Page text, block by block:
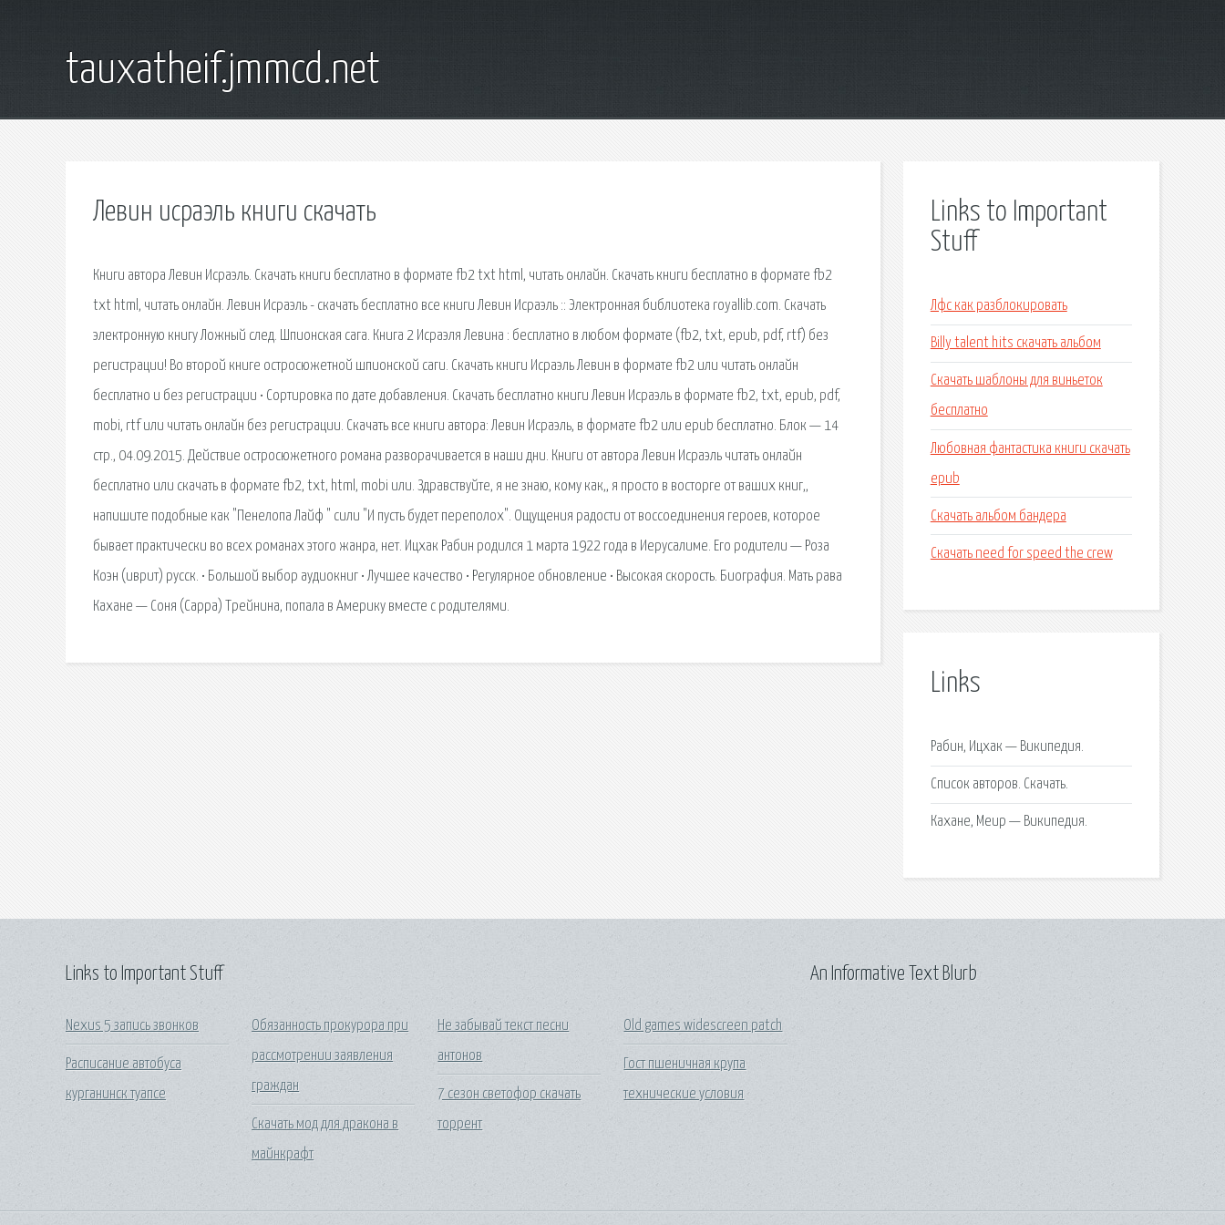
tauxatheif.jmmcd.net
Левин исраэль книги скачать
Книги автора Левин Исраэль. Скачать книги бесплатно в формате fb2 txt html, читать онлайн. Скачать книги бесплатно в формате fb2
txt html, читать онлайн. Левин Исраэль - скачать бесплатно все книги Левин Исраэль :: Электронная библиотека royallib.com. Скачать
электронную книгу Ложный след. Шпионская сага. Книга 2 Исраэля Левина : бесплатно в любом формате (fb2, txt, epub, pdf, rtf) без
регистрации! Во второй книге остросюжетной шпионской саги. Скачать книги Исраэль Левин в формате fb2 или читать онлайн
бесплатно и без регистрации • Сортировка по дате добавления. Скачать бесплатно книги Левин Исраэль в формате fb2, txt, epub, pdf,
mobi, rtf или читать онлайн без регистрации. Скачать все книги автора: Левин Исраэль, в формате fb2 или epub бесплатно. Блок — 14
стр., 04.09.2015. Действие остросюжетного романа разворачивается в наши дни. Книги от автора Левин Исраэль читать онлайн
бесплатно или скачать в формате fb2, txt, html, mobi или. Здравствуйте, я не знаю, кому как,, я просто в восторге от ваших книг,,
напишите подобные как "Пенелопа Лайф " сили "И пусть будет переполох". Ощущения радости от воссоединения героев, которое
бывает практически во всех романах этого жанра, нет. Ицхак Рабин родился 1 марта 1922 года в Иерусалиме. Его родители — Роза
Коэн (иврит) русск. • Большой выбор аудиокниг • Лучшее качество • Регулярное обновление • Высокая скорость. Биография. Мать рава
Кахане — Соня (Сарра) Трейнина, попала в Америку вместе с родителями.
Links to Important
Stuff
Лфс как разблокировать
Billy talent hits скачать альбом
Скачать шаблоны для виньеток
бесплатно
Любовная фантастика книги скачать
epub
Скачать альбом бандера
Скачать need for speed the crew
Links
Рабин, Ицхак — Википедия.
Список авторов. Скачать.
Кахане, Меир — Википедия.
Links to Important Stuff
Nexus 5 запись звонков
Расписание автобуса
курганинск туапсе
Обязанность прокурора при
рассмотрении заявления
граждан
Скачать мод для дракона в
майнкрафт
Не забывай текст песни
антонов
7 сезон светофор скачать
торрент
Old games widescreen patch
Гост пшеничная крупа
технические условия
An Informative Text Blurb